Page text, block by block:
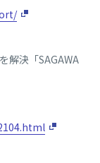
解決「SAGAWA